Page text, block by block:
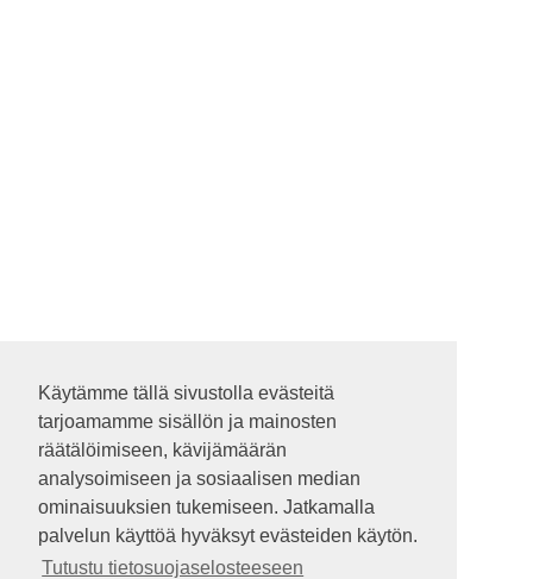
Käytämme tällä sivustolla evästeitä
tarjoamamme sisällön ja mainosten
räätälöimiseen, kävijämäärän
analysoimiseen ja sosiaalisen median
ominaisuuksien tukemiseen. Jatkamalla
palvelun käyttöä hyväksyt evästeiden käytön.
Tutustu tietosuojaselosteeseen
Käytämme tällä sivustolla evästeitä
tarjoamamme sisällön ja mainosten
räätälöimiseen, kävijämäärän
analysoimiseen ja sosiaalisen median
ominaisuuksien tukemiseen. Jatkamalla
palvelun käyttöä hyväksyt evästeiden käytön.
Tutustu tietosuojaselosteeseen